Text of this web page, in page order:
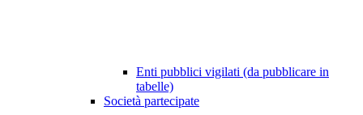
Enti pubblici vigilati (da pubblicare in
tabelle)
Società partecipate